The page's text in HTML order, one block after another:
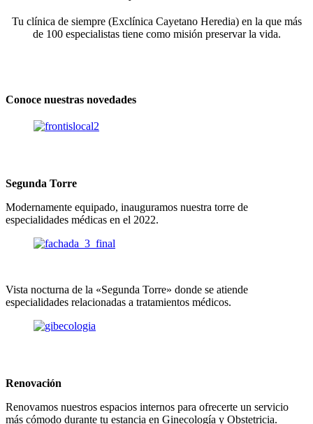
Tu clínica de siempre (Exclínica Cayetano Heredia) en la que más
de 100 especialistas tiene como misión preservar la vida.
Conoce nuestras novedades
Segunda Torre
Modernamente equipado, inauguramos nuestra torre de
especialidades médicas en el 2022.
Vista nocturna de la «Segunda Torre» donde se atiende
especialidades relacionadas a tratamientos médicos.
Renovación
Renovamos nuestros espacios internos para ofrecerte un servicio
más cómodo durante tu estancia en Ginecología y Obstetricia.